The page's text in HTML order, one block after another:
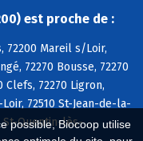
possible, Biocoop utilise
est proche de :
72200 Mareil s/Loir,
72270 Bousse, 72270
72270 Ligron,
72510 St-Jean-de-la-
St-Quentin-lès-